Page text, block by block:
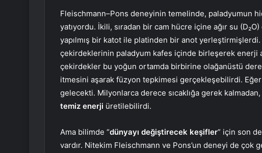
Fleischmann–Pons deneyinin temelinde, paladyumun
yatıyordu. İkili, sıradan bir cam hücre içine ağır su
yapılmış bir katot ile platinden bir anot
çekirdeklerinin paladyum kafes içinde birleşerek enerji
çekirdekler bu yoğun ortamda birbirine olağanüstü
itmesini aşarak füzyon tepkimesi gerçekleşebilirdi.
gelecekti. Milyonlarca derece sıcaklığa gerek
temiz enerji üretilebilirdi.
Ama bilimde “dünyayı değiştirecek keşifler” için son
vardır. Nitekim Fleischmann ve Pons’un deneyi de çok